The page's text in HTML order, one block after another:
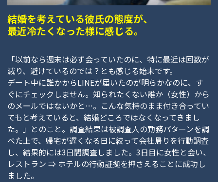
結婚を考えている彼氏の態度が、
最近冷たくなった様に感じる。
「以前なら週末は必ず会っていたのに、特に最近は回数が
減り、避けているのでは？とも感じる始末です。
デート中に誰かからLINEが届いたのが明らかなのに、す
ぐにチェックしません。知られたくない誰か（女性）から
のメールではないかと…。こんな気持のまま付き合ってい
てもと考えていると、結婚どころではなくなってきまし
た。」とのこと。調査結果は被調査人の勤務パターンを調
べた上で、帰宅が遅くなる日に絞って会社帰りを行動調査
し、結果的には3日間調査しました。3日目に女性と会い、
レストラン ⇒ ホテルの行動証拠を押さえることに成功し
ました。